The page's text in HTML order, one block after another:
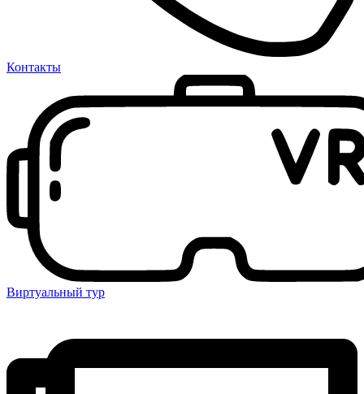
Контакты
Виртуальный тур